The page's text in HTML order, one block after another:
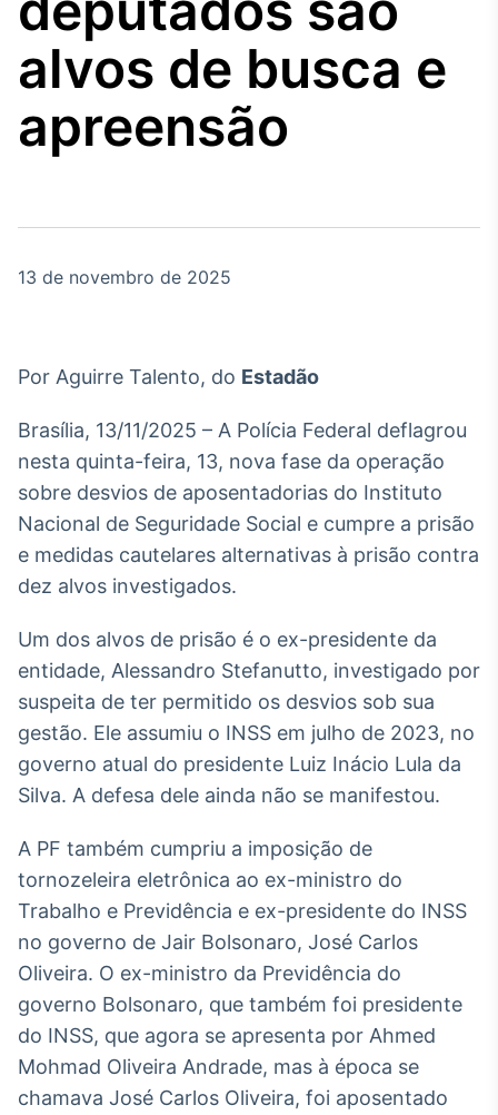
Agro
Tudo sobre o
agronegócio
O setor de
no Brasil
Broadcast
White Label
Plataforma para
e Conteúdos
Broadcast
OTC
Plataforma para
negociação de
ativos
Broadcast
Datafeed
integração de
conteúdos e
dados
Broadcast
Ticker
Cotações e
headlines de
notícias
alvos de busca e
apreensão
13 de novembro de 2025
Por Aguirre Talento, do Estadão
Brasília, 13/11/2025 – A Polícia Federal deflagrou
nesta quinta-feira, 13, nova fase da operação
sobre desvios de aposentadorias do Instituto
Nacional de Seguridade Social e cumpre a prisão
e medidas cautelares alternativas à prisão contra
dez alvos investigados.
Um dos alvos de prisão é o ex-presidente da
entidade, Alessandro Stefanutto, investigado por
suspeita de ter permitido os desvios sob sua
gestão. Ele assumiu o INSS em julho de 2023, no
governo atual do presidente Luiz Inácio Lula da
Silva. A defesa dele ainda não se manifestou.
A PF também cumpriu a imposição de
tornozeleira eletrônica ao ex-ministro do
Trabalho e Previdência e ex-presidente do INSS
no governo de Jair Bolsonaro, José Carlos
Oliveira. O ex-ministro da Previdência do
governo Bolsonaro, que também foi presidente
do INSS, que agora se apresenta por Ahmed
Mohmad Oliveira Andrade, mas à época se
chamava José Carlos Oliveira, foi aposentado